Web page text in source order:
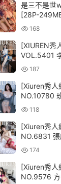
是三不是世
[28P-
168
[XIUREN秀
VOL.5401
585MB]
187
[Xiuren秀
NO.10780
[76P/
118
[Xiuren秀
NO.6831
174
[Xiuren秀人
NO.9576